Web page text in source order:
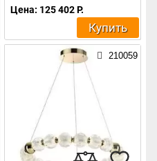
Цена: 125 402 Р.
Купить
210059